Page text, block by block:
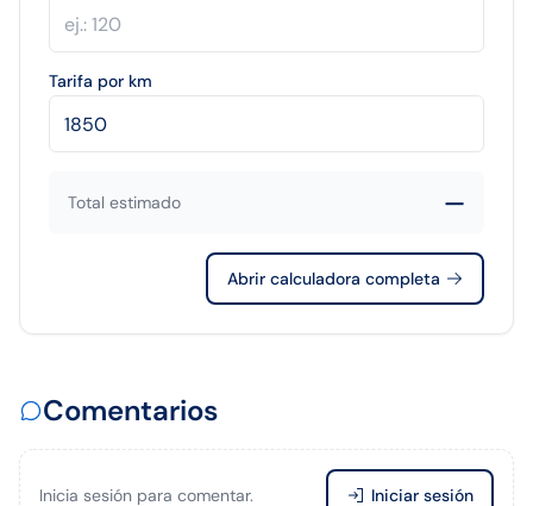
Tarifa por km
Total estimado —
Abrir calculadora completa
Comentarios
Inicia sesión para comentar. Iniciar sesión